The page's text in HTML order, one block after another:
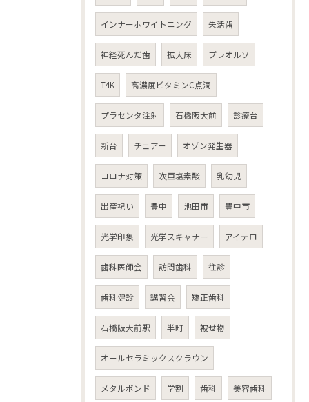
インナーホワイトニング 失活歯
神経死んだ歯 拡大床 プレオルソ
T4K 高濃度ビタミンC点滴
プラセンタ注射 石橋阪大前 診療台
新台 チェアー オゾン発生器
コロナ対策 次亜塩素酸 乳幼児
出産祝い 豊中 池田市 豊中市
光学印象 光学スキャナー アイテロ
歯科医師会 訪問歯科 往診
歯科健診 講習会 矯正歯科
石橋阪大前駅 半町 被せ物
オールセラミックスクラウン
メタルボンド 学割 歯科 美容歯科